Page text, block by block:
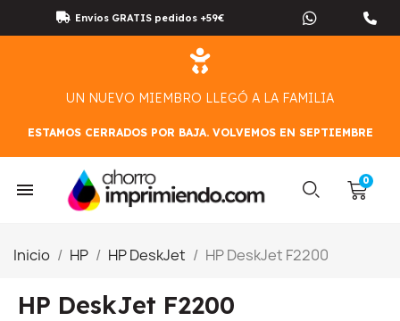
Envíos GRATIS pedidos +59€
UN NUEVO MIEMBRO LLEGÓ A LA FAMILIA
ESTAMOS CERRADOS POR BAJA. VOLVEMOS EN SEPTIEMBRE
Inicio HP HP DeskJet HP DeskJet F2200
HP DeskJet F2200